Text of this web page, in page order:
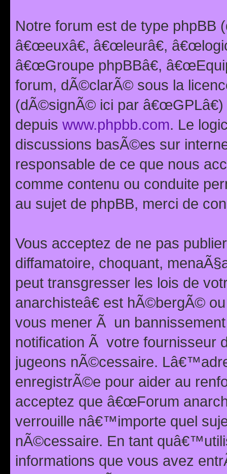
Notre forum est de type phpBB
â€œeuxâ€, â€œleurâ€,
â€œGroupe phpBBâ€,
forum, dÃ©clarÃ© sous la
(dÃ©signÃ© ici par
depuis www.phpbb.com. Le
discussions basÃ©es sur
responsable de ce que nous
comme contenu ou conduite
au sujet de phpBB, merci de
Vous acceptez de ne pas
diffamatoire, choquant,
peut transgresser les lois de
anarchisteâ€ est hÃ©bergÃ©
vous mener Ã un
notification Ã votre fournisseur
jugeons nÃ©cessaire.
enregistrÃ©e pour aider au
acceptez que â€œForum
verrouille nâ€™importe quel
nÃ©cessaire. En tant
informations que vous avez